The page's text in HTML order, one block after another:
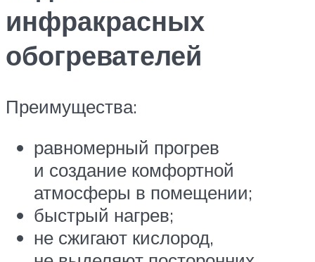
инфракрасных
обогревателей
Преимущества:
равномерный прогрев
и создание комфортной
атмосферы в помещении;
быстрый нагрев;
не сжигают кислород,